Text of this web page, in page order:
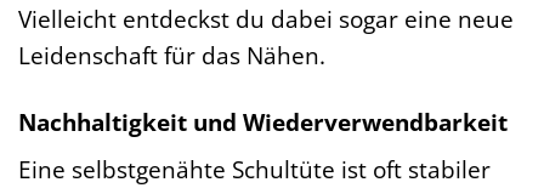
Vielleicht entdeckst du dabei sogar eine neue
Leidenschaft für das Nähen.
Nachhaltigkeit und Wiederverwendbarkeit
Eine selbstgenähte Schultüte ist oft stabiler